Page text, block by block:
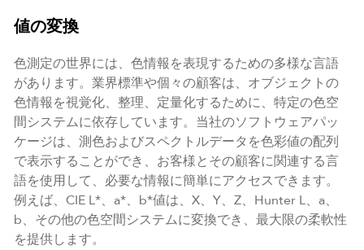
値の変換
色測定の世界には、色情報を表現するための多様な言語
があります。業界標準や個々の顧客は、オブジェクトの
色情報を視覚化、整理、定量化するために、特定の色空
間システムに依存しています。当社のソフトウェアパッ
ケージは、測色およびスペクトルデータを色彩値の配列
で表示することができ、お客様とその顧客に関連する言
語を使用して、必要な情報に簡単にアクセスできます。
例えば、CIE L*、a*、b*値は、X、Y、Z、Hunter L、a、
b、その他の色空間システムに変換でき、最大限の柔軟性
を提供します。